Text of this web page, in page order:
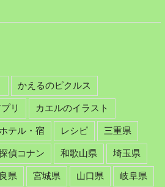
かえるのピクルス
リ カエルのイラスト
ホテル・宿 レシピ 三重県
偵コナン 和歌山県 埼玉県
県 宮城県 山口県 岐阜県